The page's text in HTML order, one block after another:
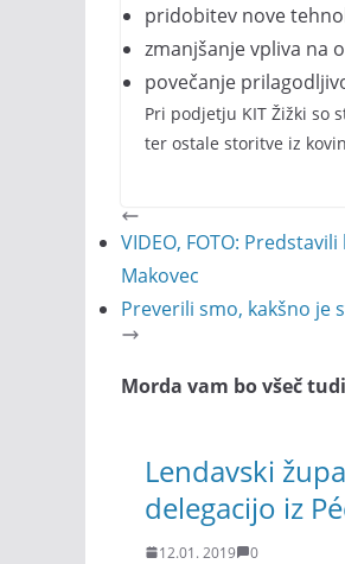
pridobitev nove
zmanjšanje vpliva na
povečanje
Pri podjetju KIT Žižki so
ter ostale storitve iz
VIDEO, FOTO:
Makovec
Preverili smo, kakšno je
Morda vam bo všeč tudi
Lendavski
delegacijo iz
12.01. 2019 0